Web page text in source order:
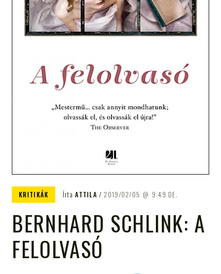
KRITIKÁK ÍrtaATTILA 2019/02/05 9:49 DE.
BERNHARD SCHLINK: A
FELOLVASÓ